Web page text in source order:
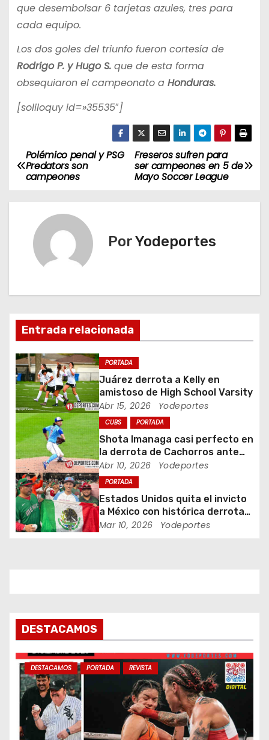
que desembolsar 6 tarjetas azules, tres para
cada equipo.
Los dos goles del triunfo fueron cortesía de
Rodrigo P. y Hugo S.que de esta forma
obsequiaron el campeonato a Honduras.
[soliloquy id=»35535″]
N
a
c
i
ó
n
d
e
e
n
t
a
s
Freseros sufren para
ser campeones en 5 de
Mayo Soccer League
Polémico penal y PSG
Predators son
campeones
PorYodeportes
Entrada relacionada
PORTADA
Juárez derrota a Kelly en
amistoso de High School Varsity
Abr 15, 2026 Yodeportes
CUBS PORTADA
Shota Imanaga casi perfecto en
la derrota de Cachorros ante
Piratas
Abr 10, 2026 Yodeportes
PORTADA
Estados Unidos quita el invicto
a México con histórica derrota
en Clásico Mundial de Béisbol
Mar 10, 2026 Yodeportes
DESTACAMOS
DESTACAMOS PORTADA REVISTA